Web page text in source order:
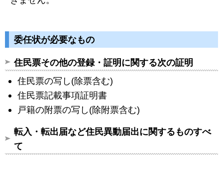
委任状が必要なもの
住民票その他の登録・証明に関する次の証明
住民票の写し(除票含む)
住民票記載事項証明書
戸籍の附票の写し(除附票含む)
転入・転出届など住民異動届出に関するものすべ
て